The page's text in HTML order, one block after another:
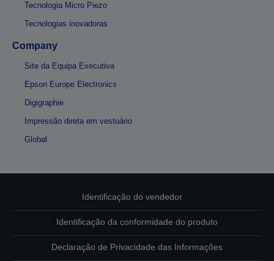
Tecnologia Micro Piezo
Tecnologias inovadoras
Company
Site da Equipa Executiva
Epson Europe Electronics
Digigraphie
Impressão direta em vestuário
Global
Identificação do vendedor
Identificação da conformidade do produto
Declaração de Privacidade das Informações